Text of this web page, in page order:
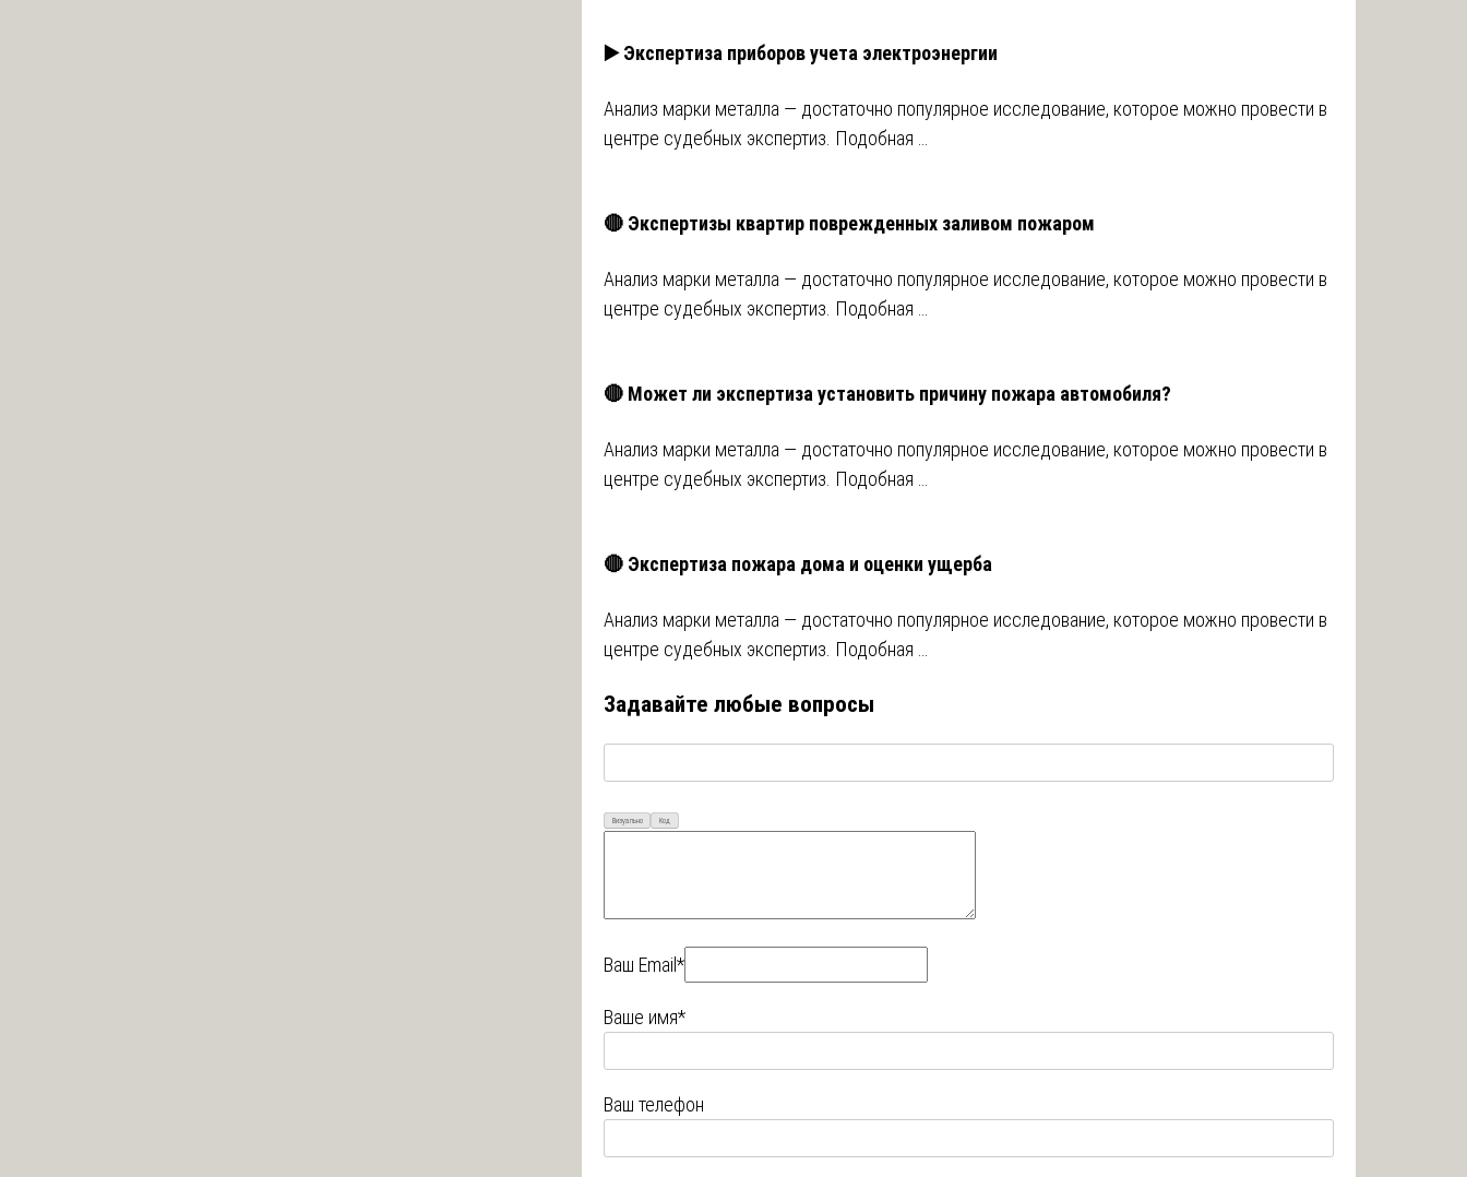
▶️ Экспертиза приборов учета электроэнергии
Анализ марки металла — достаточно популярное исследование, которое можно провести в
центре судебных экспертиз. Подобная …
🔴 Экспертизы квартир поврежденных заливом пожаром
Анализ марки металла — достаточно популярное исследование, которое можно провести в
центре судебных экспертиз. Подобная …
🔴 Может ли экспертиза установить причину пожара автомобиля?
Анализ марки металла — достаточно популярное исследование, которое можно провести в
центре судебных экспертиз. Подобная …
🔴 Экспертиза пожара дома и оценки ущерба
Анализ марки металла — достаточно популярное исследование, которое можно провести в
центре судебных экспертиз. Подобная …
Задавайте любые вопросы
Визуально Код
Ваш Email*
Ваше имя*
Ваш телефон